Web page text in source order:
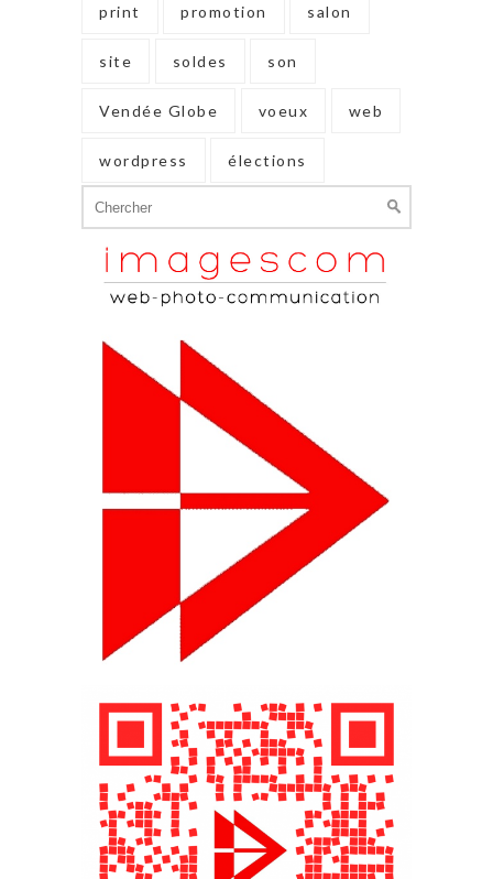
print promotion salon
site soldes son
Vendée Globe voeux web
wordpress
élections
for: